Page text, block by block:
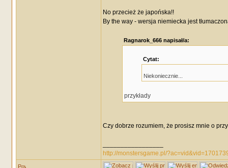
No przecież że japońska!!
By the way - wersja niemiecka jest
Ragnarok_666 napisał/a:
Cytat:
Niekoniecznie...
przykłady
Czy dobrze rozumiem, że prosisz mnie o
http://monstersgame.pl/